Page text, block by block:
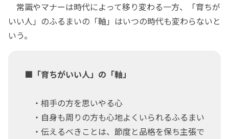
常識やマナーは時代によって移り変わる一方、「育ちが
いい人」のふるまいの「軸」はいつの時代も変わらないと
いう。
■「育ちがいい人」の「軸」
・相手の方を思いやる心
・自身も周りの方も心地よくいられるふるまい
・伝えるべきことは、節度と品格を保ち主張で